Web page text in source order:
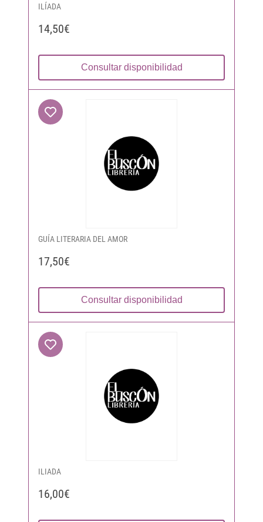
ILÍADA
14,50€
Consultar disponibilidad
GUÍA LITERARIA DEL AMOR
17,50€
Consultar disponibilidad
ILIADA
16,00€